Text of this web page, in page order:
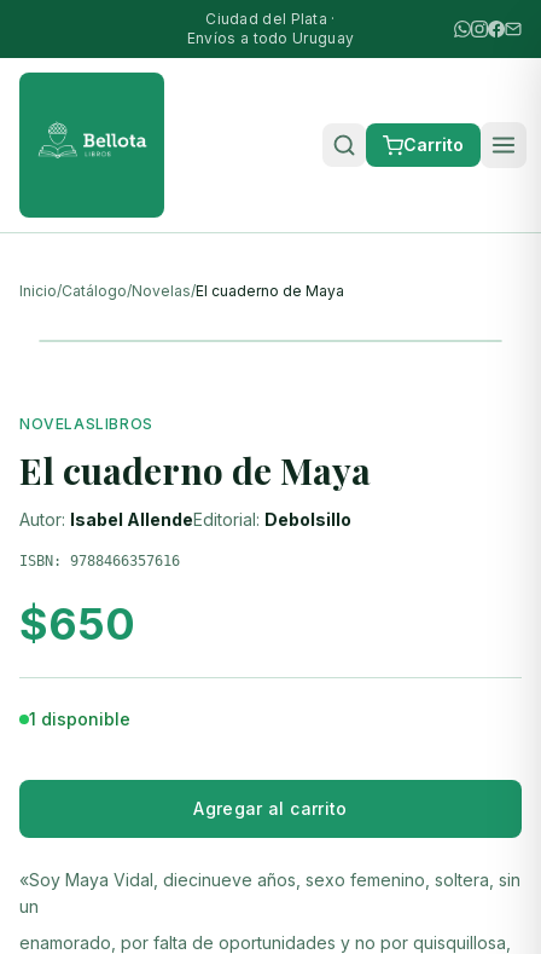
Ciudad del Plata ·
Envíos a todo Uruguay
Carrito
Inicio/Catálogo/Novelas/El cuaderno de Maya
NOVELASLIBROS
El cuaderno de Maya
Autor: Isabel AllendeEditorial: Debolsillo
ISBN: 9788466357616
$650
1 disponible
Agregar al carrito
«Soy Maya Vidal, diecinueve años, sexo femenino, soltera, sin
un
enamorado, por falta de oportunidades y no por quisquillosa,